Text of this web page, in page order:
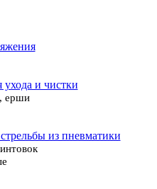
ухода и чистки
ерши
из пневматики